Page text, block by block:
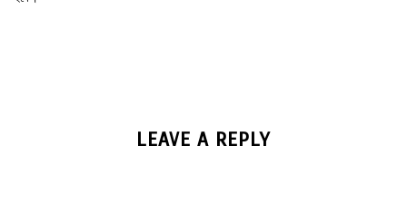
LEAVE A REPLY